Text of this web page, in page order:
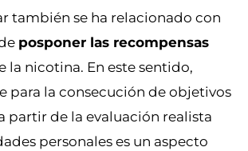
también se ha relacionado con
posponer las recompensas
la nicotina. En este sentido,
para la consecución de objetivos
partir de la evaluación realista
personales es un aspecto